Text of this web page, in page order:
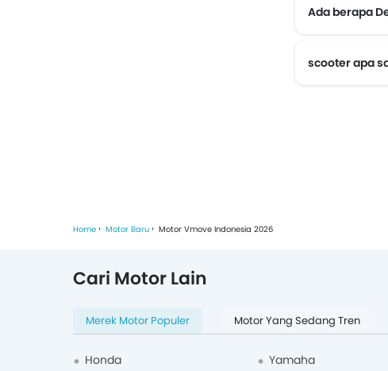
Ada berapa
scooter apa
Home Motor Baru Motor Vmove Indonesia 2026
Cari Motor Lain
Merek Motor Populer Motor Yang Sedang Tren
Honda Yamaha